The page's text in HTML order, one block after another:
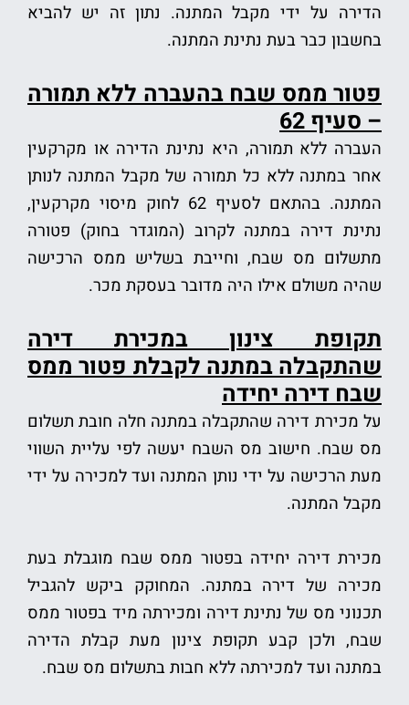
הדירה על ידי מקבל המתנה. נתון זה יש להביא
בחשבון כבר בעת נתינת המתנה.
פטור ממס שבח בהעברה ללא תמורה
– סעיף 62
העברה ללא תמורה, היא נתינת הדירה או מקרקעין
אחר במתנה ללא כל תמורה של מקבל המתנה לנותן
המתנה. בהתאם לסעיף 62 לחוק מיסוי מקרקעין,
נתינת דירה במתנה לקרוב (המוגדר בחוק) פטורה
מתשלום מס שבח, וחייבת בשליש ממס הרכישה
שהיה משולם אילו היה מדובר בעסקת מכר.
תקופת צינון במכירת דירה
שהתקבלה במתנה לקבלת פטור ממס
שבח דירה יחידה
על מכירת דירה שהתקבלה במתנה חלה חובת תשלום
מס שבח. חישוב מס השבח יעשה לפי עליית השווי
מעת הרכישה על ידי נותן המתנה ועד למכירה על ידי
מקבל המתנה.
מכירת דירה יחידה בפטור ממס שבח מוגבלת בעת
מכירה של דירה במתנה. המחוקק ביקש להגביל
תכנוני מס של נתינת דירה ומכירתה מיד בפטור ממס
שבח, ולכן קבע תקופת צינון מעת קבלת הדירה
במתנה ועד למכירתה ללא חבות בתשלום מס שבח.